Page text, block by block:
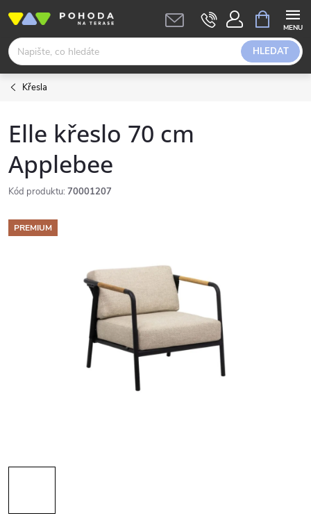
obsah
HLEDAT
NÁKUPNÍ
KOŠÍK
Křesla
Elle křeslo 70 cm
Applebee
Kód produktu: 70001207
PREMIUM